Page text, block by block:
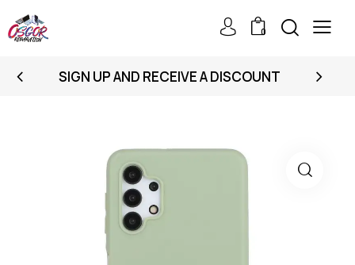
0
SIGN UP AND RECEIVE A DISCOUNT